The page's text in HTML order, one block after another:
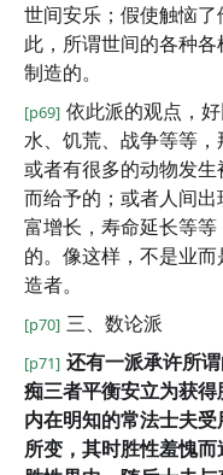
世间安乐；假使触恼
此，所谓世间的各种
制造的。
[p69] 依此派的观点，
水、饥荒、战争等等，
或者有很多的动物发
而给予的；或者人间
富增长，寿命延长等
的。像这样，不是业
造者。
[p70] 三、数论派
[p71] 还有一派承许所
痴三者平衡安立为获得
内在明知的常法士夫
所变，其时胜性羞愧